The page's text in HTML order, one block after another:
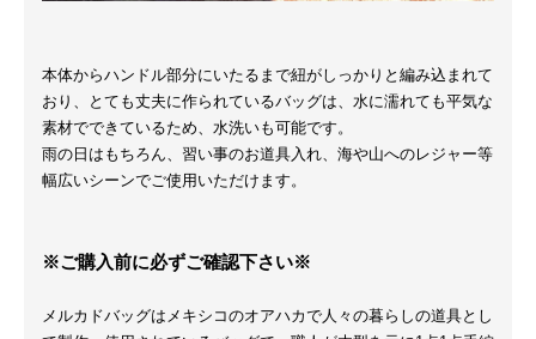
本体からハンドル部分にいたるまで紐がしっかりと編み込まれて
おり、とても丈夫に作られているバッグは、水に濡れても平気な
素材でできているため、水洗いも可能です。
雨の日はもちろん、習い事のお道具入れ、海や山へのレジャー等
幅広いシーンでご使用いただけます。
※ご購入前に必ずご確認下さい※
メルカドバッグはメキシコのオアハカで人々の暮らしの道具とし